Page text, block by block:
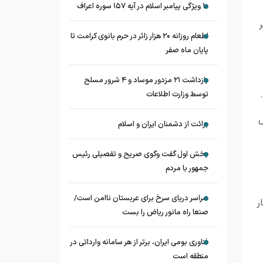
۱۰ ویژگی پیامبر اسلام در آیه ۱۵۷ سوره اعراف
اطعام روزانه ۲۰ هزار زائر در حرم بانوی کرامت تا
پایان ماه صفر
بازداشت ۲۱ مزدور موساد و ۴ شرور مسلح
توسط وزارت اطلاعات
برائت از دشمنان ایران و اسلام
بخش اول گفت وگوی صریح و تفصیلی رئیس
جمهور با مردم
سراسر دریای سرخ برای عربستان ناامن است/
صنعا راه مانور ریاض را بست
فناوری بومی ایران، برتر از هر سامانه وارداتی در
منطقه است